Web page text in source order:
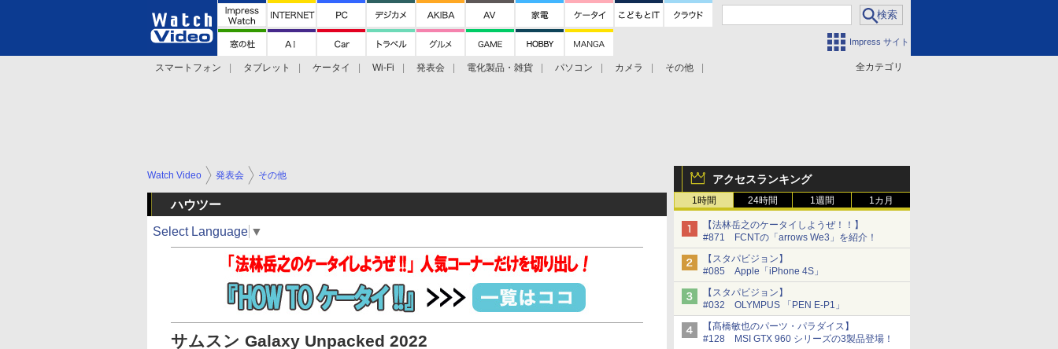
Impress サイト
全カテゴリ
スマートフォン タブレット ケータイ Wi-Fi 発表会 電化製品・雑貨 パソコン カメラ
その他
アクセスランキング
1時間 24時間 1週間 1カ月
【法林岳之のケータイしようぜ！！】
#871 FCNTの「arrows We3」を紹介！
【スタパビジョン】
#085 Apple「iPhone 4S」
【スタパビジョン】
#032 OLYMPUS 「PEN E-P1」
【髙橋敏也のパーツ・パラダイス】
#128 MSI GTX 960 シリーズの3製品登場！
Watch Video 発表会 その他
ハウツー
Select Language ▼
サムスン Galaxy Unpacked 2022